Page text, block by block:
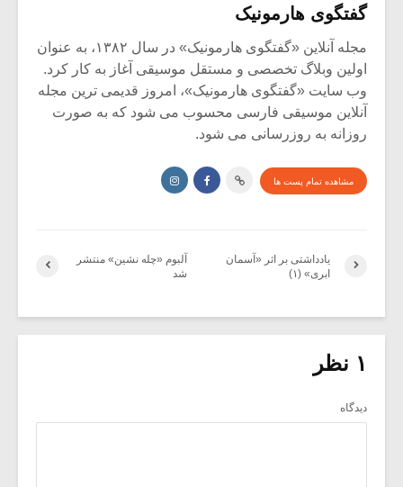
گفتگوی هارمونیک
مجله آنلاین «گفتگوی هارمونیک» در سال ۱۳۸۲، به عنوان
اولین وبلاگ تخصصی و مستقل موسیقی آغاز به کار کرد.
وب سایت «گفتگوی هارمونیک»، امروز قدیمی ترین مجله
آنلاین موسیقی فارسی محسوب می شود که به صورت
روزانه به روزرسانی می شود.
مشاهده تمام پست ها
آلبوم «چله نشین» منتشر
شد
یادداشتی بر اثر «آسمان
ابری» (۱)
۱ نظر
دیدگاه